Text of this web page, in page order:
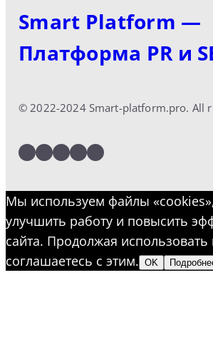
Smart Platform —
Платформа PR и
© 2022-2024 Smart-platform.pro. All
LinkedIn
Facebook
Twitter
Instagram
YouTube
Мы используем файлы
улучшить работу и повысить
сайта. Продолжая
соглашаетесь с этим. OK